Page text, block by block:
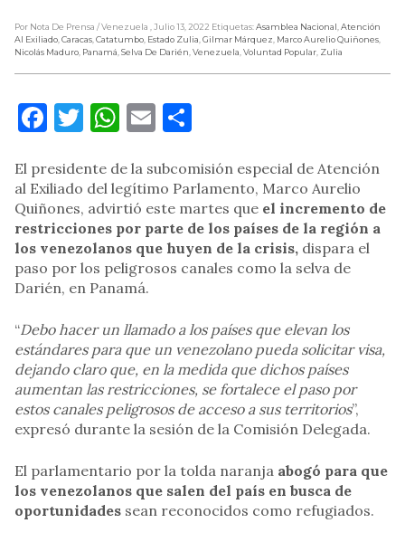
Por Nota De Prensa / Venezuela , Julio 13, 2022 Etiquetas:Asamblea Nacional,Atención
Al Exiliado,Caracas,Catatumbo, Estado Zulia,Gilmar Márquez, Marco Aurelio Quiñones,
Nicolás Maduro, Panamá,Selva De Darién,Venezuela,Voluntad Popular, Zulia
Facebook
Twitter
WhatsApp
Email
El presidente de la subcomisión especial de Atención
al Exiliado del legítimo Parlamento, Marco Aurelio
Quiñones, advirtió este martes que el incremento de
restricciones por parte de los países de la región a
los venezolanos que huyen de la crisis, dispara el
paso por los peligrosos canales como la selva de
Darién, en Panamá.
“Debo hacer un llamado a los países que elevan los
estándares para que un venezolano pueda solicitar visa,
dejando claro que, en la medida que dichos países
aumentan las restricciones, se fortalece el paso por
estos canales peligrosos de acceso a sus territorios”,
expresó durante la sesión de la Comisión Delegada.
El parlamentario por la tolda naranja abogó para que
los venezolanos que salen del país en busca de
oportunidades sean reconocidos como refugiados.